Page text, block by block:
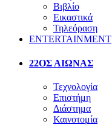
Βιβλίο
Εικαστικά
Τηλεόραση
ENTERTAINMENT
22ΟΣ ΑΙΩΝΑΣ
Τεχνολογία
Επιστήμη
Διάστημα
Καινοτομία